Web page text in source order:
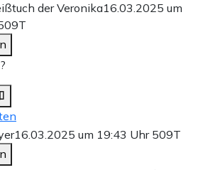
der Veronika16.03.2025 um
16.03.2025 um 19:43 Uhr 509T